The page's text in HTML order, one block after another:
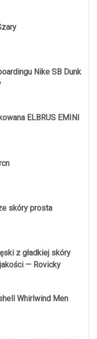
Nike SB Dunk
ELBRUS EMINI
skóry prosta
z gładkiej skóry
— Rovicky
Whirlwind Men